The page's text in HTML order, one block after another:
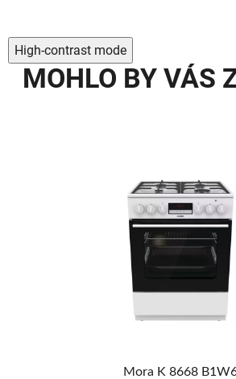
High-contrast mode
MOHLO BY VÁS
Mora K 8668